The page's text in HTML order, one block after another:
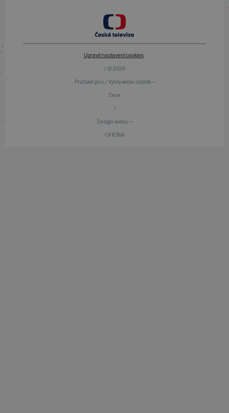
Upravit nastavení cookies
/ © 2026
Pražské jaro / Vývoj webu zajistili —
Devx
/
Design webu —
OFICINA